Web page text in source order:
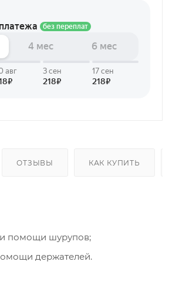
ОТЗЫВЫ КАК КУПИТЬ
помощи шурупов;
держателей.